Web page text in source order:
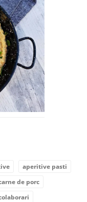
aperitive pasti
de porc